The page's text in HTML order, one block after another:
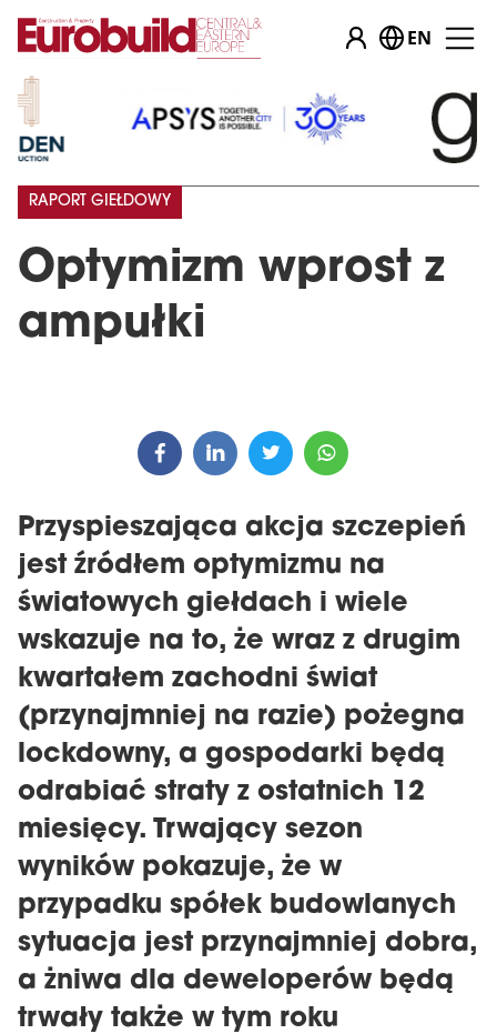
EN
Optymizm wprost z
ampułki
RAPORT GIEŁDOWY
Przyspieszająca akcja szczepień
jest źródłem optymizmu na
światowych giełdach i wiele
wskazuje na to, że wraz z drugim
kwartałem zachodni świat
(przynajmniej na razie) pożegna
lockdowny, a gospodarki będą
odrabiać straty z ostatnich 12
miesięcy. Trwający sezon
wyników pokazuje, że w
przypadku spółek budowlanych
sytuacja jest przynajmniej dobra,
a żniwa dla deweloperów będą
trwały także w tym roku